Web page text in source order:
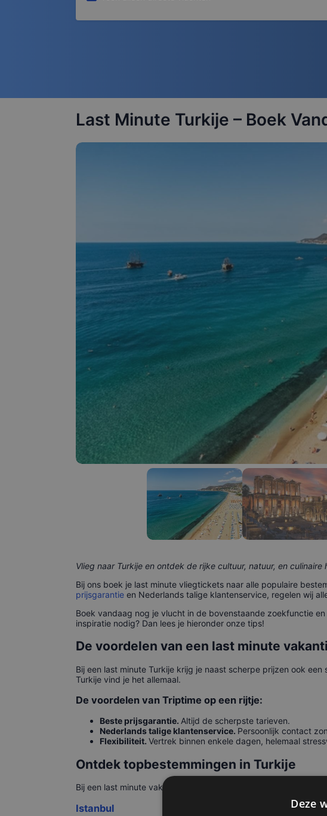
Last Minute Turkije – Boek
Vlieg naar Turkije en ontdek de rijke cultuur, natuur, en culinaire
Bij ons boek je last minute vliegtickets naar alle populaire
prijsgarantie en Nederlands talige klantenservice, regelen wij
Boek vandaag nog je vlucht in de bovenstaande zoekfunctie
inspiratie nodig? Dan lees je hieronder onze tips!
De voordelen van een last minute
Bij een last minute Turkije krijg je naast scherpe prijzen ook
Turkije vind je het allemaal.
De voordelen van Triptime op een rijtje:
Beste prijsgarantie. Altijd de scherpste tarieven.
Nederlands talige klantenservice. Persoonlijk contact
Flexibiliteit. Vertrek binnen enkele dagen, helemaal
Ontdek topbestemmingen in Turkije
Bij een last minute vakantie Turkije is het fijn om te weten waar
Istanbul Deze